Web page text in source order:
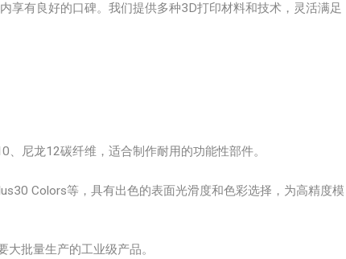
享有良好的口碑。我们提供多种3D打印材料和技术，灵活满足
、尼龙12碳纤维，适合制作耐用的功能性部件。
Colors等，具有出色的表面光滑度和色彩选择，为高精度模
大批量生产的工业级产品。